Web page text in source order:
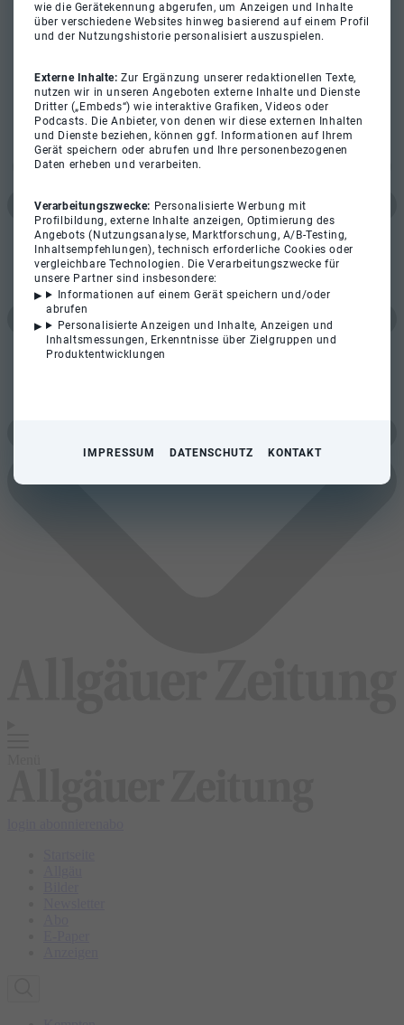
wie die Gerätekennung abgerufen, um Anzeigen und Inhalte
über verschiedene Websites hinweg basierend auf einem Profil
und der Nutzungshistorie personalisiert auszuspielen.
Externe Inhalte:Zur Ergänzung unserer redaktionellen Texte,
nutzen wir in unseren Angeboten externe Inhalte und Dienste
Dritter („Embeds“) wie interaktive Grafiken, Videos oder
Podcasts. Die Anbieter, von denen wir diese externen Inhalten
und Dienste beziehen, können ggf. Informationen auf Ihrem
Gerät speichern oder abrufen und Ihre personenbezogenen
Daten erheben und verarbeiten.
Verarbeitungszwecke: Personalisierte Werbung mit
Profilbildung, externe Inhalte anzeigen, Optimierung des
Angebots (Nutzungsanalyse, Marktforschung, A/B-Testing,
Inhaltsempfehlungen), technisch erforderliche Cookies oder
vergleichbare Technologien. Die Verarbeitungszwecke für
unsere Partner sind insbesondere:
Informationen auf einem Gerät speichern und/oder
abrufen
Personalisierte Anzeigen und Inhalte, Anzeigen und
Inhaltsmessungen, Erkenntnisse über Zielgruppen und
Produktentwicklungen
IMPRESSUM DATENSCHUTZ KONTAKT